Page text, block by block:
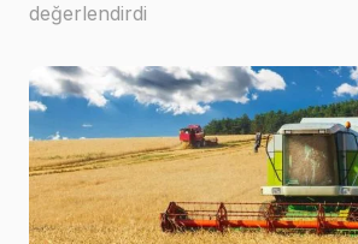
değerlendirdi